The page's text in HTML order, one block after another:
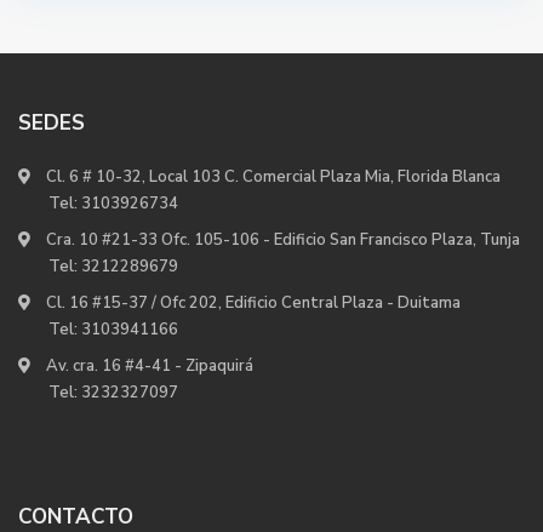
SEDES
Cl. 6 # 10-32, Local 103 C. Comercial Plaza Mia, Florida Blanca
Tel: 3103926734
Cra. 10 #21-33 Ofc. 105-106 - Edificio San Francisco Plaza, Tunja
Tel: 3212289679
Cl. 16 #15-37 / Ofc 202, Edificio Central Plaza - Duitama
Tel: 3103941166
Av. cra. 16 #4-41 - Zipaquirá
Tel: 3232327097
CONTACTO